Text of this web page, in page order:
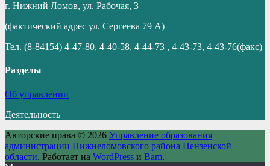
г. Нижний Ломов, ул. Рабочая, 3
(фактический адрес ул. Сергеева 79 А)
Тел. (8-84154) 4-47-80, 4-40-58, 4-44-73 , 4-43-73, 4-43-76(факс)
Разделы
Об управлении
Деятельность
Авторские права © 2026 Управление образования
администрации Нижнеломовского района Пензенской
области. Работает на WordPress и Bam.